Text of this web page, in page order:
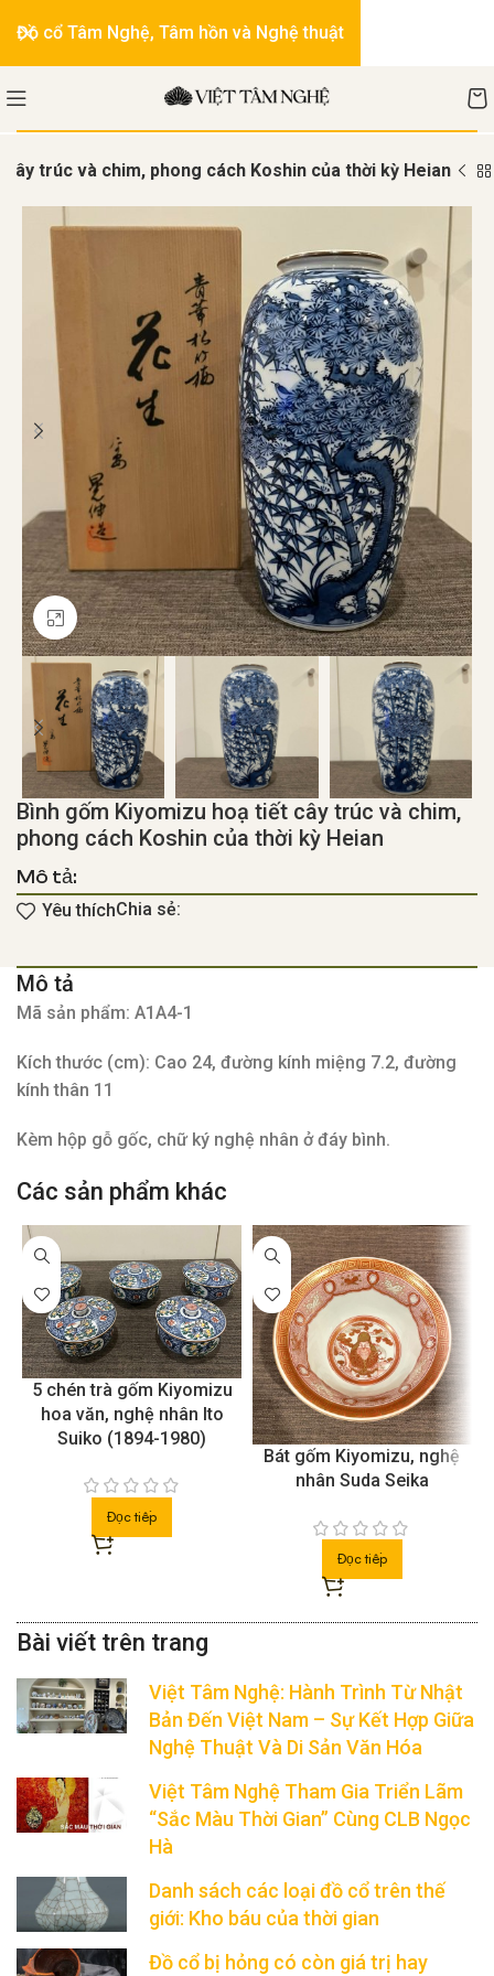
trúc và chim, phong cách Koshin của thời kỳ Heian
Click to enlarge
Bình gốm Kiyomizu hoạ tiết cây trúc và chim,
phong cách Koshin của thời kỳ Heian
Mô tả:
Yêu thíchChia sẻ:
Mô tả
Mã sản phẩm: A1A4-1
Kích thước (cm): Cao 24, đường kính miệng 7.2, đường
kính thân 11
Kèm hộp gỗ gốc, chữ ký nghệ nhân ở đáy bình.
Các sản phẩm khác
5 chén trà gốm Kiyomizu
hoa văn, nghệ nhân Ito
Suiko (1894-1980)
Đọc tiếp
Bát gốm Kiyomizu, nghệ
nhân Suda Seika
Đọc tiếp
Việt Tâm Nghệ: Hành Trình Từ Nhật
Bản Đến Việt Nam – Sự Kết Hợp Giữa
Nghệ Thuật Và Di Sản Văn Hóa
Việt Tâm Nghệ Tham Gia Triển Lãm
“Sắc Màu Thời Gian” Cùng CLB Ngọc
Hà
Danh sách các loại đồ cổ trên thế
giới: Kho báu của thời gian
Đồ cổ bị hỏng có còn giá trị hay
Đồ cổ Tâm Nghệ, Tâm hồn và Nghệ thuật